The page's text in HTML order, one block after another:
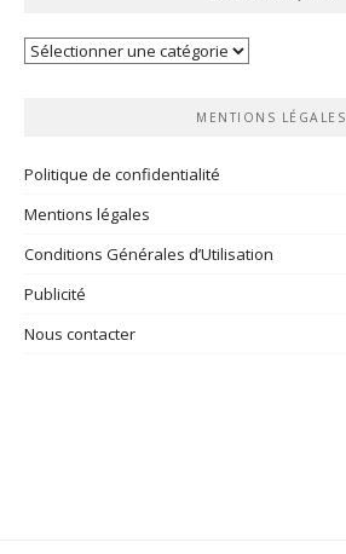
Vos
MENTIONS LÉGALES
Politique de confidentialité
Mentions légales
Conditions Générales d’Utilisation
Publicité
Nous contacter